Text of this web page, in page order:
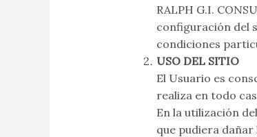
RALPH G.I.
configuración del
condiciones
USO DEL SITIO
El Usuario es
realiza en todo
En la utilización
que pudiera dañar